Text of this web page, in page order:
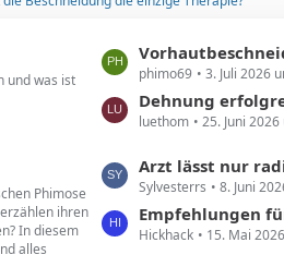
e
r
ä
g
e
und was ist
L
e
t
z
e
e
phimo69 3. Juli 2026
Dehnung
luethom 25. Juni
Phimose
ihren
In diesem
alles
L
e
t
z
Arzt lässt nur
Sylvesterrs 8. Juni
Empfehlungen
Hickhack 15. Mai